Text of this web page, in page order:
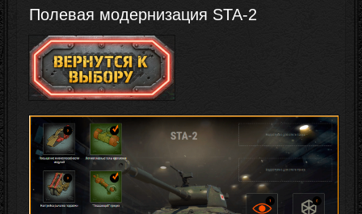
Полевая модернизация STA-2